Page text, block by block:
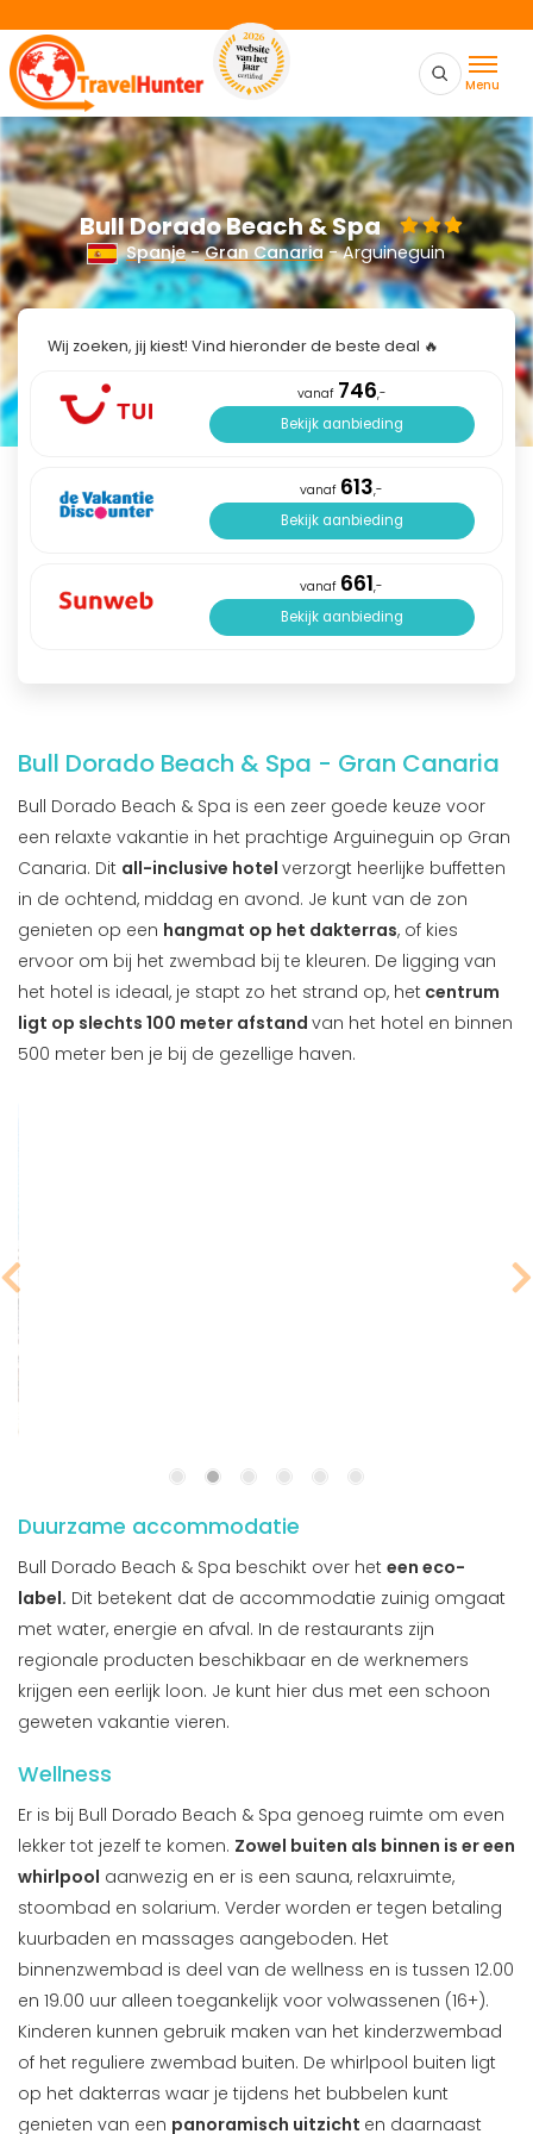
Menu
Bull Dorado Beach & Spa
Spanje-Gran Canaria- Arguineguin
Wij zoeken, jij kiest! Vind hieronder de beste deal 🔥
vanaf 746,-
Bekijk aanbieding
vanaf 613,-
Bekijk aanbieding
vanaf 661,-
Bekijk aanbieding
Bull Dorado Beach & Spa - Gran Canaria
Bull Dorado Beach & Spa is een zeer goede keuze voor
een relaxte vakantie in het prachtige Arguineguin op Gran
Canaria. Dit all-inclusive hotel verzorgt heerlijke buffetten
in de ochtend, middag en avond. Je kunt van de zon
genieten op een hangmat op het dakterras, of kies
ervoor om bij het zwembad bij te kleuren. De ligging van
het hotel is ideaal, je stapt zo het strand op, het centrum
ligt op slechts 100 meter afstand van het hotel en binnen
500 meter ben je bij de gezellige haven.
Duurzame accommodatie
Bull Dorado Beach & Spa beschikt over het een eco-
label. Dit betekent dat de accommodatie zuinig omgaat
met water, energie en afval. In de restaurants zijn
regionale producten beschikbaar en de werknemers
krijgen een eerlijk loon. Je kunt hier dus met een schoon
geweten vakantie vieren.
Wellness
Er is bij Bull Dorado Beach & Spa genoeg ruimte om even
lekker tot jezelf te komen. Zowel buiten als binnen is er een
whirlpool aanwezig en er is een sauna, relaxruimte,
stoombad en solarium. Verder worden er tegen betaling
kuurbaden en massages aangeboden. Het
binnenzwembad is deel van de wellness en is tussen 12.00
en 19.00 uur alleen toegankelijk voor volwassenen (16+).
Kinderen kunnen gebruik maken van het kinderzwembad
of het reguliere zwembad buiten. De whirlpool buiten ligt
op het dakterras waar je tijdens het bubbelen kunt
genieten van een panoramisch uitzicht en daarnaast